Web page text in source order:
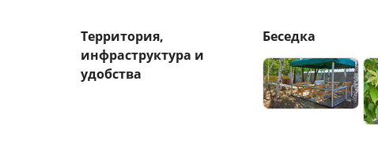
Территория,
инфраструктура и
удобства
Беседка